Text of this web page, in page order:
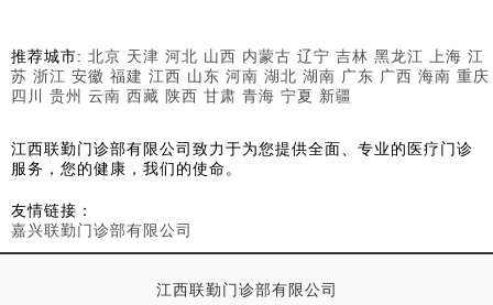
推荐城市: 北京 天津 河北 山西 内蒙古 辽宁 吉林 黑龙江 上海 江
苏 浙江 安徽 福建 江西 山东 河南 湖北 湖南 广东 广西 海南 重庆
四川
贵州 云南 西藏 陕西 甘肃 青海 宁夏 新疆
江西联勤门诊部有限公司致力于为您提供全面、专业的医疗门诊
服务，您的健康，我们的使命。
友情链接：
嘉兴联勤门诊部有限公司
江西联勤门诊部有限公司